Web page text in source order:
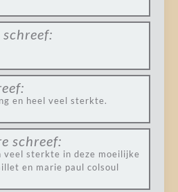
schreef:
en heel veel sterkte.
schreef:
veel sterkte in deze moeilijke
en marie paul colsoul